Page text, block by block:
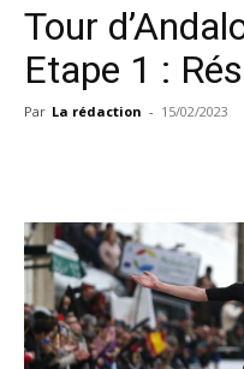
Tour
Etape 1 :
Par La rédaction - 15/02/2023